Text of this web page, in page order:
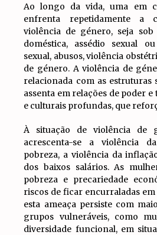
Ao longo da vida, uma em
enfrenta repetidamente a
violência de género, seja
doméstica, assédio sexual
sexual, abusos, violência
de género. A violência de
relacionada com as estruturas
assenta em relações de poder
e culturais profundas, que
À situação de violência de
acrescenta-se a violência
pobreza, a violência da
dos baixos salários. As
pobreza e precariedade
riscos de ficar encurraladas
esta ameaça persiste com
grupos vulneráveis, como
diversidade funcional, em